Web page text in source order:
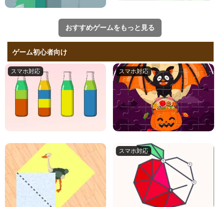
おすすめゲームをもっと見る
ゲーム初心者向け